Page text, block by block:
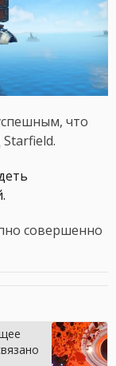
что
совершенно